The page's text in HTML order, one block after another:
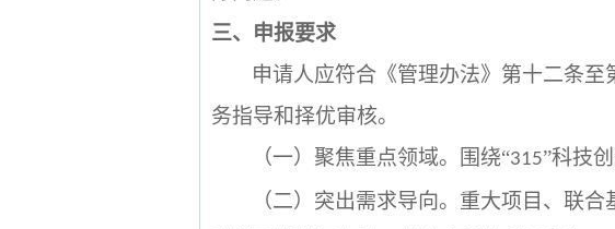
三、申报要求
申请人应符合《管理办法》第十二条
务指导和择优审核。
（一）聚焦重点领域。围绕“315”科技
（二）突出需求导向。重大项目、联